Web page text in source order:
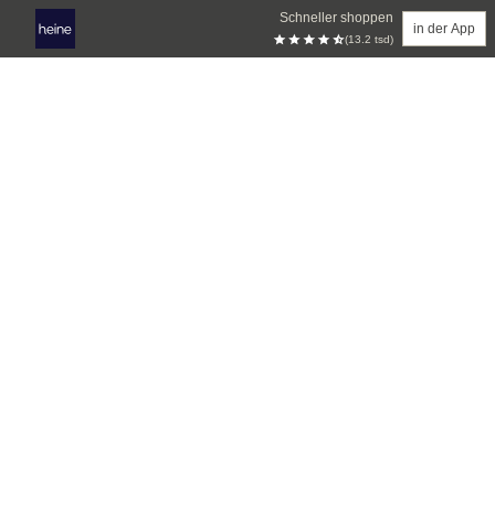
Schneller shoppen
(13.2 tsd)
in der App